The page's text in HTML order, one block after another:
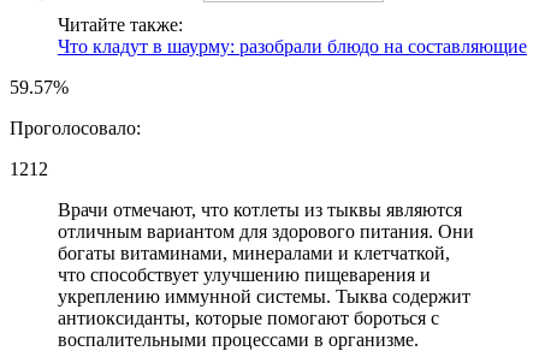
Читайте также:
Что кладут в шаурму: разобрали блюдо на составляющие
59.57%
Проголосовало:
1212
Врачи отмечают, что котлеты из тыквы являются
отличным вариантом для здорового питания. Они
богаты витаминами, минералами и клетчаткой,
что способствует улучшению пищеварения и
укреплению иммунной системы. Тыква содержит
антиоксиданты, которые помогают бороться с
воспалительными процессами в организме.